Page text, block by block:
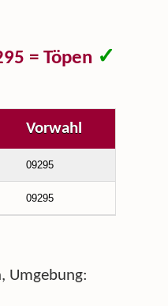
= Töpen ✓
Vorwahl
09295
09295
Umgebung: